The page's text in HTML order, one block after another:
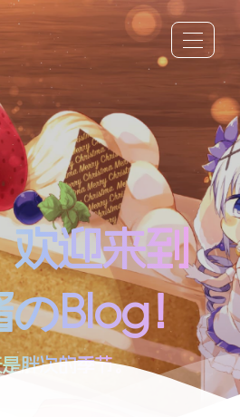
迎来到
のBlog！
胖次的季节。